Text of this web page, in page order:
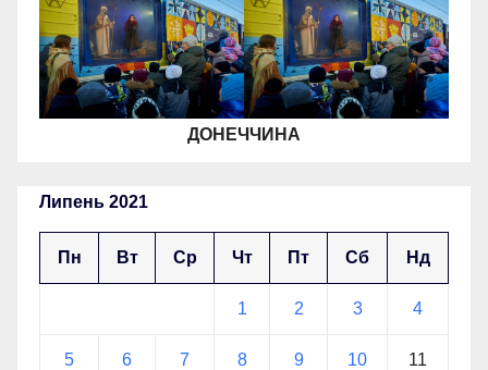
ДОНЕЧЧИНА
Липень 2021
Пн Вт Ср Чт Пт Сб Нд
1 2 3 4
5 6 7 8 9 10 11